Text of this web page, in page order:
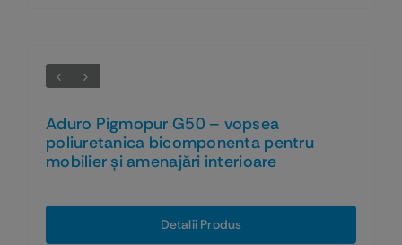
Aduro Pigmopur G50 – vopsea
poliuretanica bicomponenta pentru
mobilier și amenajări interioare
Detalii Produs